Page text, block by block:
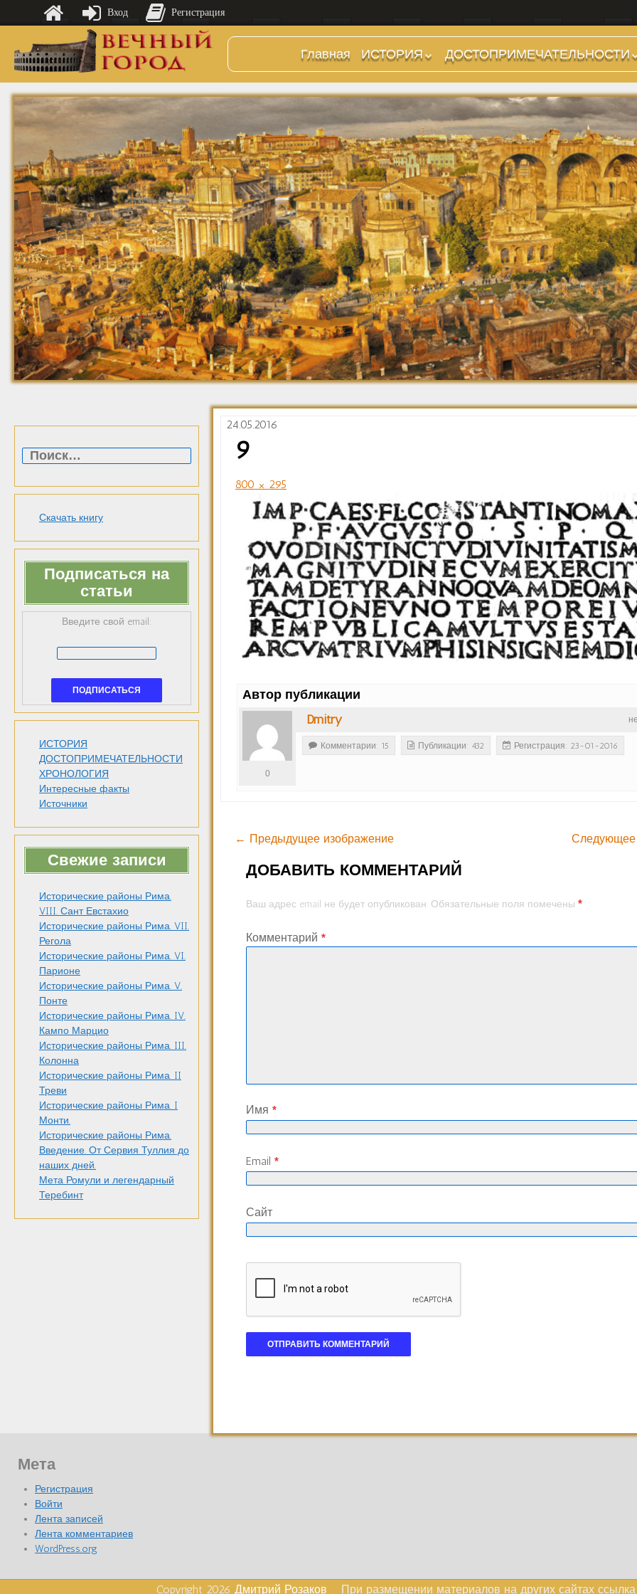
Главная
ИСТОРИЯ
Предыстория
Царский период
(753-509 гг до н.э.)
Ранняя Республика
(509-265 гг до н.э.)
Поздняя Республика
(264-27 гг до н.э.)
Империя. Принципат
(27 г до н.э. — 284 г
н.э.)
Империя. Доминат
(284-476 гг)
Темные Века. Готы
Темные Века.
Экзархат
Средневековье
Возрождение и
Барокко
ДОСТОПРИМЕЧАТЕЛЬНОСТИ
Холмы и остров.
Районы
Форумы, Площади,
Дороги
Стадионы, Термы
Музеи
Дохристианские
храмы
Христианские храмы,
базилики etc.
Дворцы
Арки, колонны и
обелиски
Фонтаны
Скачать книгу
Подписаться на
статьи
Введите свой email:
ИСТОРИЯ
ДОСТОПРИМЕЧАТЕЛЬНОСТИ
ХРОНОЛОГИЯ
Интересные факты
Источники
Свежие записи
Исторические районы Рима.
VIII. Сант Евстахио
Исторические районы Рима. VII.
Регола
Исторические районы Рима. VI.
Парионе
Исторические районы Рима. V.
Понте
Исторические районы Рима. IV.
Кампо Марцио
Исторические районы Рима. III.
Колонна
Исторические районы Рима. II
Треви
Исторические районы Рима. I
Монти.
Исторические районы Рима.
Введение. От Сервия Туллия до
наших дней.
Мета Ромули и легендарный
Теребинт
24.05.2016
9
800 × 295
Автор публикации
Dmitry
0
Комментарии: 15 Публикации: 432 Регистрация: 23-01-2016
← Предыдущее изображение Следующее
ДОБАВИТЬ КОММЕНТАРИЙ
Ваш адрес email не будет опубликован. Обязательные поля помечены*
Комментарий*
Имя*
Email*
Сайт
Мета
Регистрация
Войти
Лента записей
Лента комментариев
WordPress.org
Copyright 2026 Дмитрий Розаков При размещении материалов на других сайтах
Вход Регистрация